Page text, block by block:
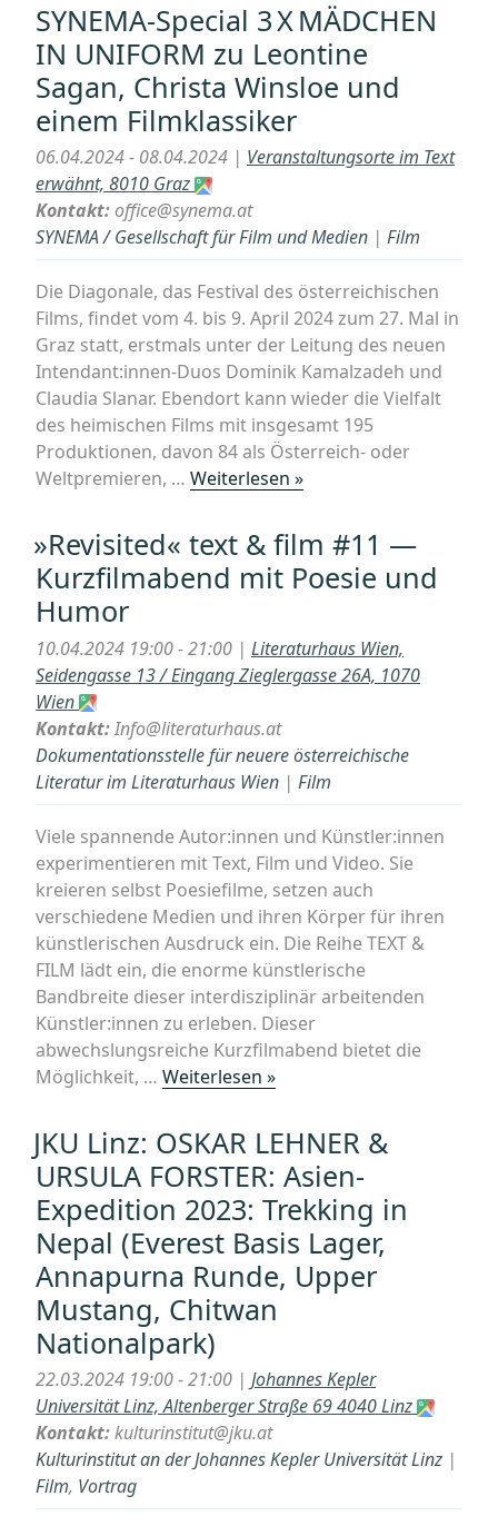
present
am
02.04.2024
im
LADIES
OF
THE
SILENT
CINEMA“
SYNEMA-Special 3 X MÄDCHEN
IN UNIFORM zu Leontine
Sagan, Christa Winsloe und
einem Filmklassiker
06.04.2024 - 08.04.2024 | Veranstaltungsorte im Text
erwähnt, 8010 Graz
Kontakt:office@synema.at
SYNEMA / Gesellschaft für Film und Medien | Film
Die Diagonale, das Festival des österreichischen
Films, findet vom 4. bis 9. April 2024 zum 27. Mal in
Graz statt, erstmals unter der Leitung des neuen
Intendant:innen-Duos Dominik Kamalzadeh und
Claudia Slanar. Ebendort kann wieder die Vielfalt
des heimischen Films mit insgesamt 195
Produktionen, davon 84 als Österreich- oder
Weltpremieren, … Weiterlesen »„Graz:
2024:
Das
SYNEMA-
X
MÄDCHEN
UNIFORM
zu
Sagan,
Christa
Winsloe
und
einem
Filmklassiker“
»Revisited« text & film #11 —
Kurzfilmabend mit Poesie und
Humor
10.04.2024 19:00 - 21:00 | Literaturhaus Wien,
Seidengasse 13 / Eingang Zieglergasse 26A, 1070
Wien
Kontakt:Info@literaturhaus.at
Dokumentationsstelle für neuere österreichische
Literatur im Literaturhaus Wien | Film
Viele spannende Autor:innen und Künstler:innen
experimentieren mit Text, Film und Video. Sie
kreieren selbst Poesiefilme, setzen auch
verschiedene Medien und ihren Körper für ihren
künstlerischen Ausdruck ein. Die Reihe TEXT &
FILM lädt ein, die enorme künstlerische
Bandbreite dieser interdisziplinär arbeitenden
Künstler:innen zu erleben. Dieser
abwechslungsreiche Kurzfilmabend bietet die
Möglichkeit, … Weiterlesen »„»Revisited«
&
film
#11
—
Kurzfilmabend
mit
Poesie
und
JKU Linz: OSKAR LEHNER &
URSULA FORSTER: Asien-
Expedition 2023: Trekking in
Nepal (Everest Basis Lager,
Annapurna Runde, Upper
Mustang, Chitwan
Nationalpark)
22.03.2024 19:00 - 21:00 | Johannes Kepler
Universität Linz, Altenberger Straße 69 4040 Linz
Kontakt:kulturinstitut@jku.at
Kulturinstitut an der Johannes Kepler Universität Linz |
Film, Vortrag